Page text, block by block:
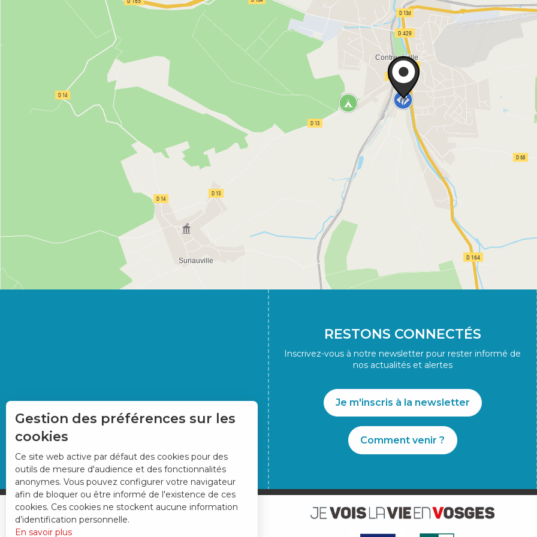
RESTONS CONNECTÉS
Inscrivez-vous à notre newsletter pour rester informé de
nos actualités et alertes
Je m'inscris à la newsletter
Comment venir ?
Gestion des préférences sur les
cookies
Ce site web active par défaut des cookies pour des
outils de mesure d'audience et des fonctionnalités
anonymes. Vous pouvez configurer votre navigateur
afin de bloquer ou être informé de l'existence de ces
cookies. Ces cookies ne stockent aucune information
d’identification personnelle.
En savoir plus